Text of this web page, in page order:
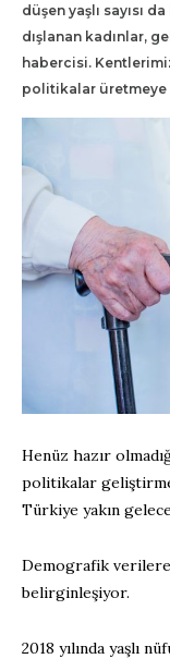
düşen yaşlı sayısı
dışlanan kadınlar,
habercisi.
politikalar üretmeye
Henüz hazır
politikalar
Türkiye yakın
Demografik verilere
belirginleşiyor.
2018 yılında yaşlı